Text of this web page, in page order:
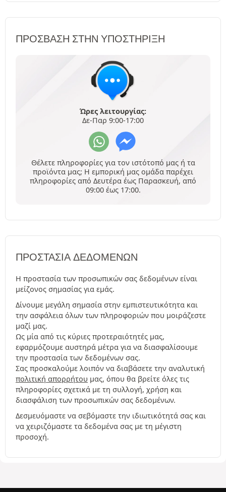
ΠΡΌΣΒΑΣΗ ΣΤΗΝ ΥΠΟΣΤΉΡΙΞΗ
Ώρες λειτουργίας:
Δε-Παρ 9:00-17:00
Θέλετε πληροφορίες για τον ιστότοπό μας ή τα
προϊόντα μας; Η εμπορική μας ομάδα παρέχει
πληροφορίες από Δευτέρα έως Παρασκευή, από
09:00 έως 17:00.
ΠΡΟΣΤΑΣΊΑ ΔΕΔΟΜΈΝΩΝ
Η προστασία των προσωπικών σας δεδομένων είναι
μείζονος σημασίας για εμάς.
Δίνουμε μεγάλη σημασία στην εμπιστευτικότητα και
την ασφάλεια όλων των πληροφοριών που μοιράζεστε
μαζί μας.
Ως μία από τις κύριες προτεραιότητές μας,
εφαρμόζουμε αυστηρά μέτρα για να διασφαλίσουμε
την προστασία των δεδομένων σας.
Σας προσκαλούμε λοιπόν να διαβάσετε την αναλυτική
πολιτική απορρήτου μας, όπου θα βρείτε όλες τις
πληροφορίες σχετικά με τη συλλογή, χρήση και
διασφάλιση των προσωπικών σας δεδομένων.
Δεσμευόμαστε να σεβόμαστε την ιδιωτικότητά σας και
να χειριζόμαστε τα δεδομένα σας με τη μέγιστη
προσοχή.